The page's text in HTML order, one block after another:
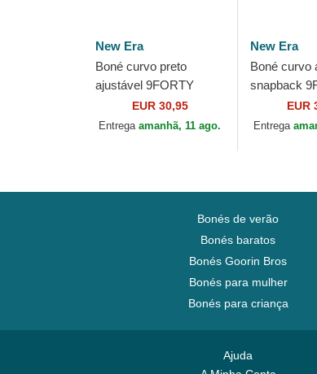
New Era
Boné curvo preto
ajustável 9FORTY
Recycled Stripe da
Valentino Rossi VR46
EUR 30,95
Entregaamanhã, 11 ago.
New Era
Boné curvo
snapback
Crown
Valentino
EUR
Entrega
Bonés de verão
Bonés baratos
Bonés Goorin Bros
Bonés para mulher
Bonés para criança
Ajuda